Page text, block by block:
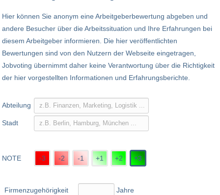
Hier können Sie anonym eine Arbeitgeberbewertung abgeben und
andere Besucher über die Arbeitssituation und Ihre Erfahrungen bei
diesem Arbeitgeber informieren. Die hier veröffentlichten
Bewertungen sind von den Nutzern der Webseite eingetragen,
Jobvoting übernimmt daher keine Verantwortung über die Richtigkeit
der hier vorgestellten Informationen und Erfahrungsberichte.
Abteilung
Stadt
NOTE -3 -2 -1 +1 +2 +3
Firmenzugehörigkeit Jahre